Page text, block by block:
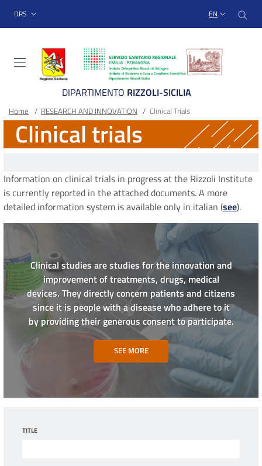
Sito Web Istituto
menu top-bar
DRS EN
DIPARTIMENTO RIZZOLI-SICILIA
Main container
Breadcrumb
Home / RESEARCH AND INNOVATION / Clinical Trials
Clinical trials
Information on clinical trials in progress at the Rizzoli Institute
is currently reported in the attached documents. A more
detailed information system is available only in italian (see).
Clinical studies are studies for the innovation and
improvement of treatments, drugs, medical
devices. They directly concern patients and citizens
since it is people with a disease who adhere to it
by providing their generous consent to participate.
SEE MORE
TITLE